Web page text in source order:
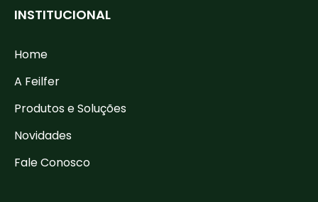
INSTITUCIONAL
Home
A Feilfer
Produtos e Soluções
Novidades
Fale Conosco